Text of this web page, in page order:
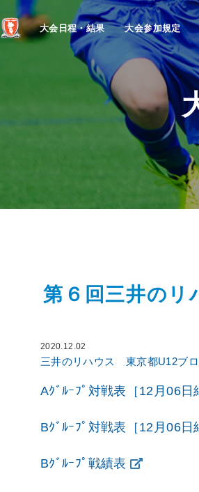
大会日程・結果 大会参加規定
第６回三井の
2020.12.02
三井のリハウス 東京都U12ブ
Aｸﾞﾙｰﾌﾟ対戦表［12月06日
Bｸﾞﾙｰﾌﾟ対戦表［12月06日
Bｸﾞﾙｰﾌﾟ戦績表